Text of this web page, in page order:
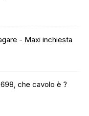
- Maxi inchiesta
che cavolo è ?